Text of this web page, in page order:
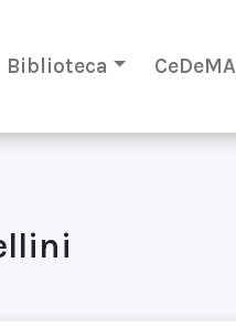
Biblioteca CeDeMA